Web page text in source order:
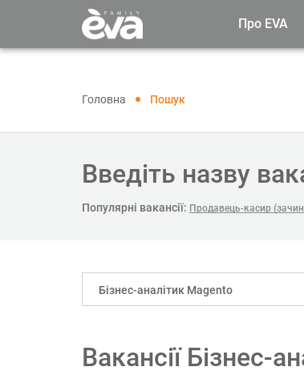
Про EVA
Головна Пошук
Введіть назву
Популярні вакансії: Продавець-касир
Бізнес-аналітик Magento
Вакансії Бізнес-